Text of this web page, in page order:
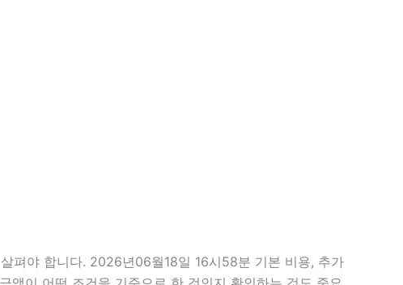
펴야 합니다. 2026년06월18일 16시58분 기본 비용, 추가